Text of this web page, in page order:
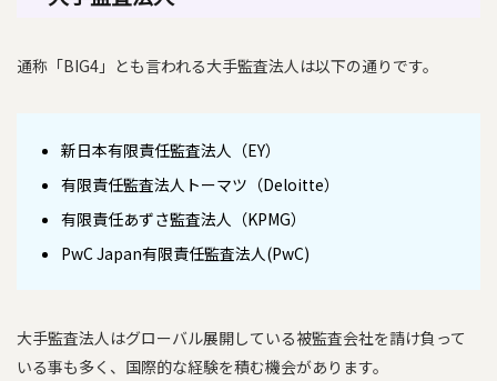
通称「BIG4」とも言われる大手監査法人は以下の通りです。
新日本有限責任監査法人（EY）
有限責任監査法人トーマツ（Deloitte）
有限責任あずさ監査法人（KPMG）
PwC Japan有限責任監査法人(PwC)
大手監査法人はグローバル展開している被監査会社を請け負って
いる事も多く、国際的な経験を積む機会があります。